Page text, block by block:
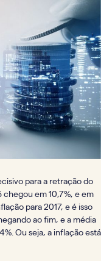
para a retração do
chegou em 10,7%, e em
para 2017, e é isso
ao fim, e a média
Ou seja, a inflação está